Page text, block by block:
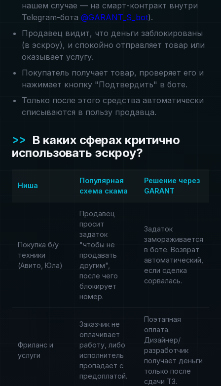
нашем случае — на смарт-контракт внутри
Telegram-бота @GARANT_S_bot).
Продавец видит, что деньги заблокированы
(в эскроу), и спокойно отправляет товар или
оказывает услугу.
Покупатель получает товар, проверяет его и
нажимает кнопку "Подтвердить" в боте.
Только после этого средства автоматически
списываются в пользу продавца.
В каких сферах критично
использовать эскроу?
Ниша
Популярная
схема скама
Решение через
GARANT
Покупка б/у
техники
(Авито, Юла)
Продавец
просит
задаток
"чтобы не
продавать
другим",
после чего
блокирует
номер.
Задаток
замораживается
в боте. Возврат
автоматический,
если сделка
сорвалась.
Фриланс и
услуги
Заказчик не
оплачивает
работу, либо
исполнитель
пропадает с
предоплатой.
Поэтапная
оплата.
Дизайнер/
разработчик
получает деньги
только после
сдачи ТЗ.